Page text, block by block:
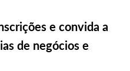
e convida a
de negócios e